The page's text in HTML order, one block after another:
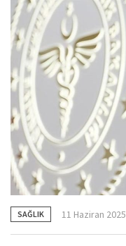
o
n
SAĞLIK 11 Haziran 2025